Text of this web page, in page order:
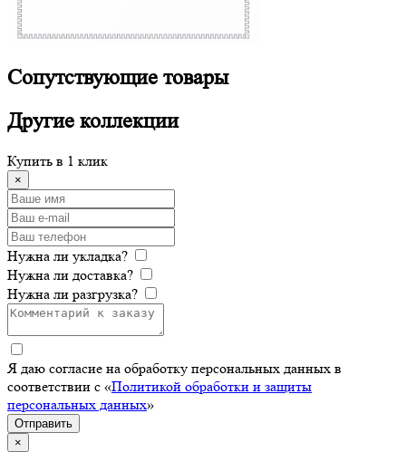
Сопутствующие товары
Другие коллекции
Купить в 1 клик
×
Нужна ли укладка?
Нужна ли доставка?
Нужна ли разгрузка?
Я даю согласие на обработку персональных данных в
соответствии с «Политикой обработки и защиты
персональных данных»
Отправить
×